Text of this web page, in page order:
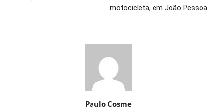
motocicleta, em João Pessoa
Paulo Cosme